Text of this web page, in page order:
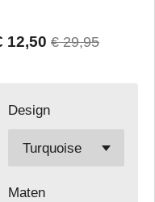
12,50 € 29,95
Design
Maten